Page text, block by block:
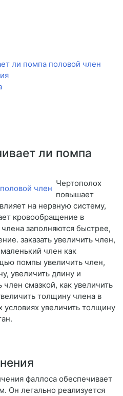
ли помпа половой член
ли помпа
Чертополох
повышает
на нервную систему,
кровообращение в
заполняются быстрее,
заказать увеличить член,
член как
помпы увеличить член,
увеличить длину и
смазкой, как увеличить
толщину члена в
увеличить толщину
фаллоса обеспечивает
Он легально реализуется